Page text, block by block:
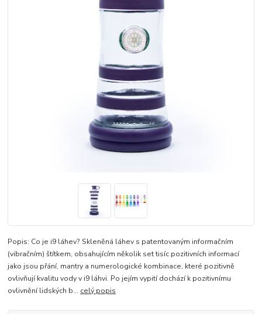
Popis: Co je i9 láhev? Skleněná láhev s patentovaným informačním
(vibračním) štítkem, obsahujícím několik set tisíc pozitivních informací
jako jsou přání, mantry a numerologické kombinace, které pozitivně
ovlivňují kvalitu vody v i9 láhvi. Po jejím vypití dochází k pozitivnímu
ovlivnění lidských b... celý popis